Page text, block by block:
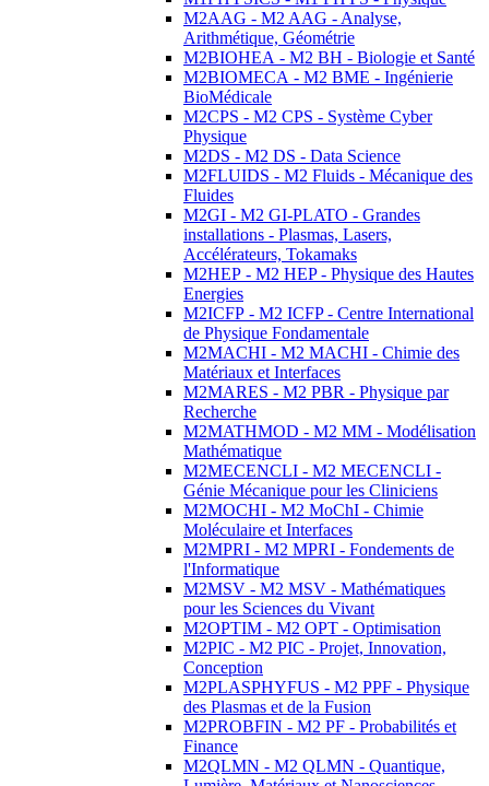
M2AAG - M2 AAG - Analyse,
Arithmétique, Géométrie
M2BIOHEA - M2 BH - Biologie et Santé
M2BIOMECA - M2 BME - Ingénierie
BioMédicale
M2CPS - M2 CPS - Système Cyber
Physique
M2DS - M2 DS - Data Science
M2FLUIDS - M2 Fluids - Mécanique des
Fluides
M2GI - M2 GI-PLATO - Grandes
installations - Plasmas, Lasers,
Accélérateurs, Tokamaks
M2HEP - M2 HEP - Physique des Hautes
Energies
M2ICFP - M2 ICFP - Centre International
de Physique Fondamentale
M2MACHI - M2 MACHI - Chimie des
Matériaux et Interfaces
M2MARES - M2 PBR - Physique par
Recherche
M2MATHMOD - M2 MM - Modélisation
Mathématique
M2MECENCLI - M2 MECENCLI -
Génie Mécanique pour les Cliniciens
M2MOCHI - M2 MoChI - Chimie
Moléculaire et Interfaces
M2MPRI - M2 MPRI - Fondements de
l'Informatique
M2MSV - M2 MSV - Mathématiques
pour les Sciences du Vivant
M2OPTIM - M2 OPT - Optimisation
M2PIC - M2 PIC - Projet, Innovation,
Conception
M2PLASPHYFUS - M2 PPF - Physique
des Plasmas et de la Fusion
M2PROBFIN - M2 PF - Probabilités et
Finance
M2QLMN - M2 QLMN - Quantique,